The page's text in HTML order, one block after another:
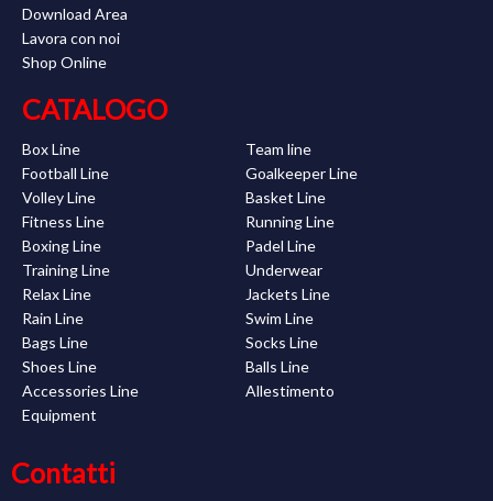
Download Area
Lavora con noi
Shop Online
CATALOGO
Box Line
Team line
Football Line
Goalkeeper Line
Volley Line
Basket Line
Fitness Line
Running Line
Boxing Line
Padel Line
Training Line
Underwear
Relax Line
Jackets Line
Rain Line
Swim Line
Bags Line
Socks Line
Shoes Line
Balls Line
Accessories Line
Allestimento
Equipment
Contatti